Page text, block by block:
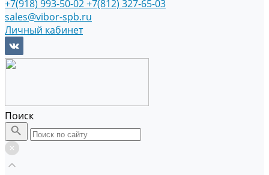
+7(918) 993-50-02+7(812) 327-65-03
sales@vibor-spb.ru
Личный кабинет
Поиск